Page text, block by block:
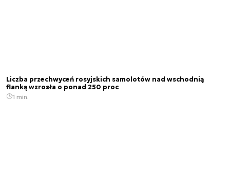
Liczba przechwyceń rosyjskich samolotów nad wschodnią
flanką wzrosła o ponad 250 proc
1 min.